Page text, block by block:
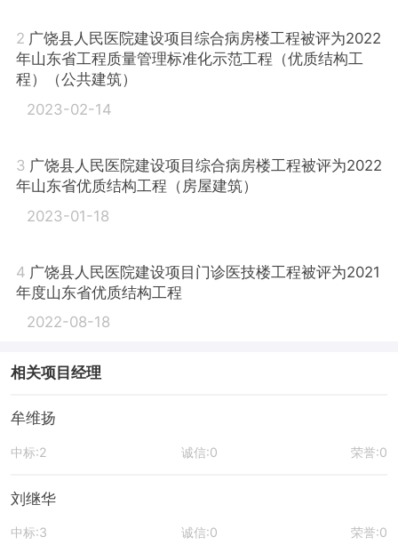
2 广饶县人民医院建设项目综合病房楼工程被评为2022
年山东省工程质量管理标准化示范工程（优质结构工
程）（公共建筑）
2023-02-14
3 广饶县人民医院建设项目综合病房楼工程被评为2022
年山东省优质结构工程（房屋建筑）
2023-01-18
4 广饶县人民医院建设项目门诊医技楼工程被评为2021
年度山东省优质结构工程
2022-08-18
相关项目经理
牟维扬
中标:2 诚信:0 荣誉:0
刘继华
中标:3 诚信:0 荣誉:0